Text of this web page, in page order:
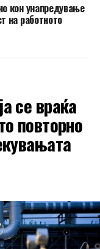
кон унапредување
на работното
се враќа
повторно